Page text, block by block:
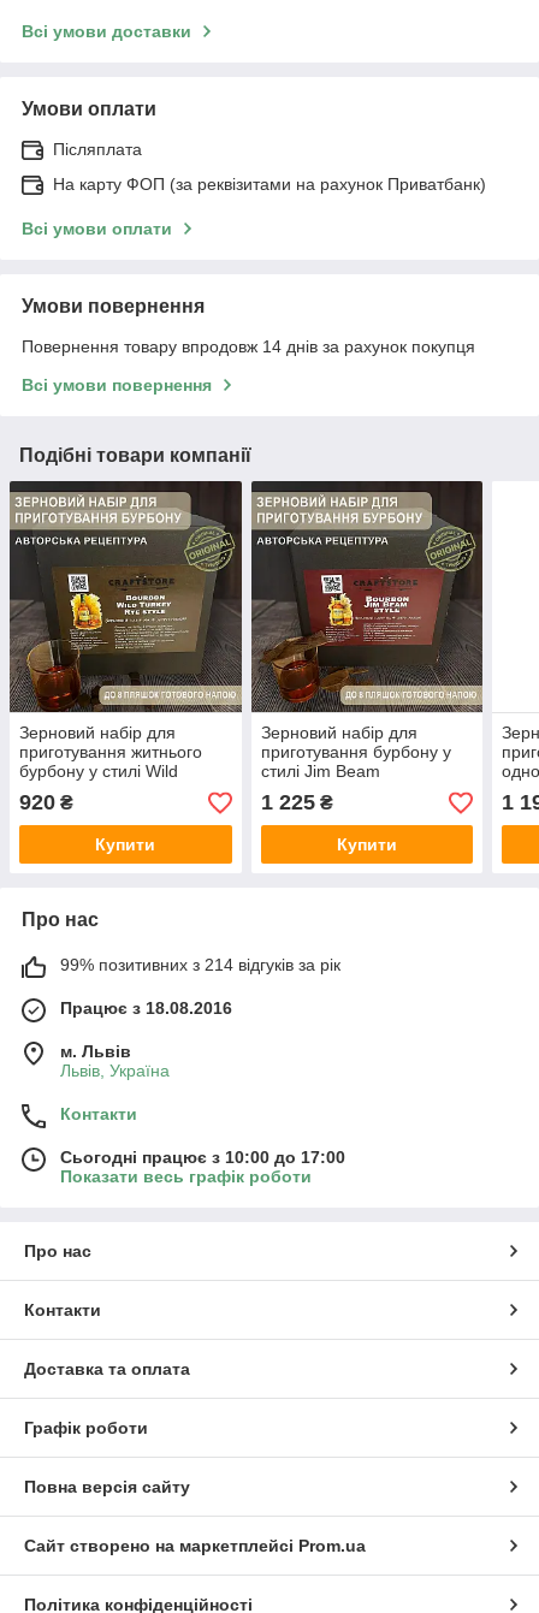
Всі умови доставки
Умови оплати
Післяплата
На карту ФОП (за реквізитами на рахунок Приватбанк)
Всі умови оплати
Умови повернення
Повернення товару впродовж 14 днів за рахунок покупця
Всі умови повернення
Подібні товари компанії
Зерновий набір для
приготування житнього
бурбону у стилі Wild
Turkey Rye
920 ₴
Купити
Зерновий набір для
приготування бурбону у
стилі Jim Beam
1 225₴
Купити
1
Про нас
99% позитивних з 214 відгуків за рік
Працює з 18.08.2016
м. Львів
Львів, Україна
Контакти
Сьогодні працює з 10:00 до 17:00
Показати весь графік роботи
Про нас
Контакти
Доставка та оплата
Графік роботи
Повна версія сайту
Сайт створено на маркетплейсі Prom.ua
Політика конфіденційності